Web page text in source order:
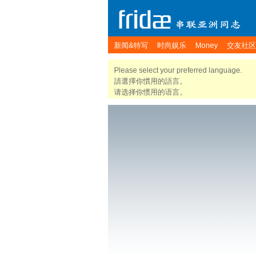
新闻&特写 时尚娱乐 Money 交友社区
Please select your preferred language.
請選擇你慣用的語言。
请选择你惯用的语言。